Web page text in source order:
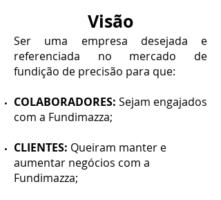
Visão
Ser uma empresa desejada e
referenciada no mercado de
fundição de precisão para que:
COLABORADORES: Sejam engajados
com a Fundimazza;
CLIENTES: Queiram manter e
aumentar negócios com a
Fundimazza;